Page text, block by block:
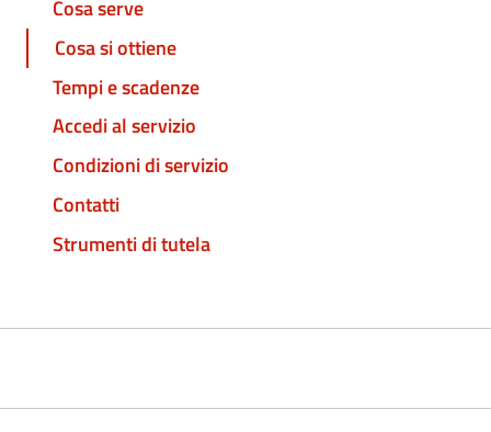
Cosa serve
Cosa si ottiene
Tempi e scadenze
Accedi al servizio
Condizioni di servizio
Contatti
Strumenti di tutela